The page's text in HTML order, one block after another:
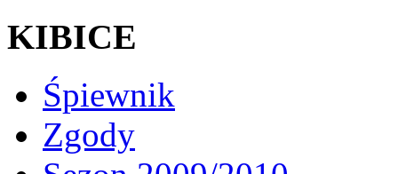
KIBICE
Śpiewnik
Zgody